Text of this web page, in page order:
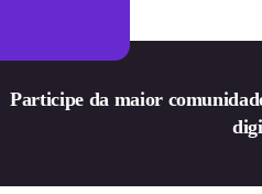
Participe da maior